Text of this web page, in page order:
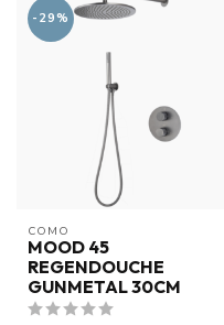
-29%
COMO
MOOD 45
REGENDOUCHE
GUNMETAL 30CM